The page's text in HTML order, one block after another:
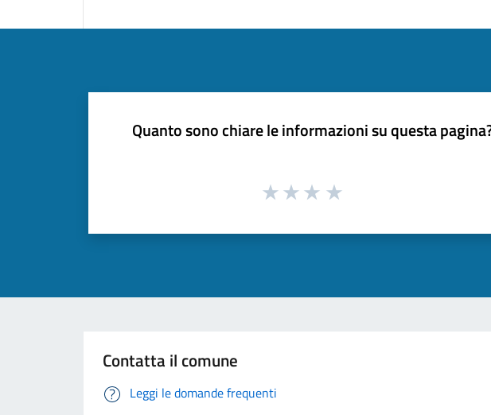
Quanto sono chiare le informazioni su questa
Contatta il comune
Leggi le domande frequenti